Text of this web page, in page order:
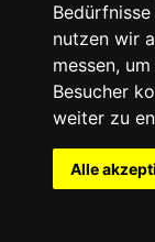
nutzen wir
messen,
Besucher
weiter zu
Alle
The Lizzie
entworfene
Schuh seit